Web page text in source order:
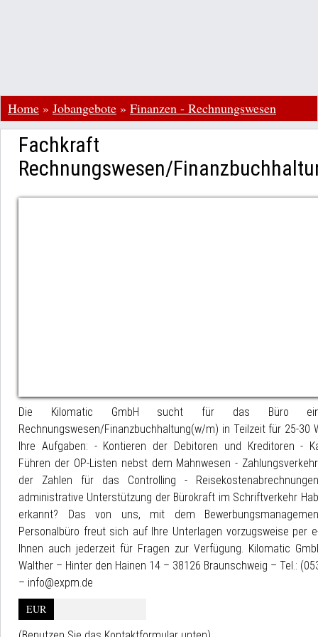
Home » Jobangebote » Finanzen - Rechnungswesen
Fachkraft
Rechnungswesen/
Die Kilomatic GmbH sucht für das Büro
Rechnungswesen/Finanzbuchhaltung(w/m) in Teilzeit für 25-30
Ihre Aufgaben: - Kontieren der Debitoren und Kreditoren -
Führen der OP-Listen nebst dem Mahnwesen -
der Zahlen für das Controlling -
administrative Unterstützung der Bürokraft im Schriftverkehr
erkannt? Das von uns, mit dem
Personalbüro freut sich auf Ihre Unterlagen vorzugsweise per
Ihnen auch jederzeit für Fragen zur Verfügung. Kilomatic
Walther – Hinter den Hainen 14 – 38126 Braunschweig – Tel.:
– info@expm.de
EUR